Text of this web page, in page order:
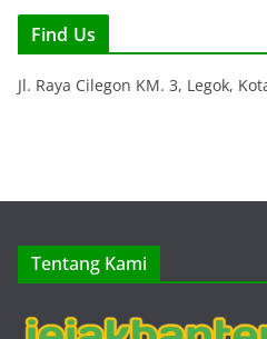
Find Us
Jl. Raya Cilegon KM. 3, Legok,
Tentang Kami